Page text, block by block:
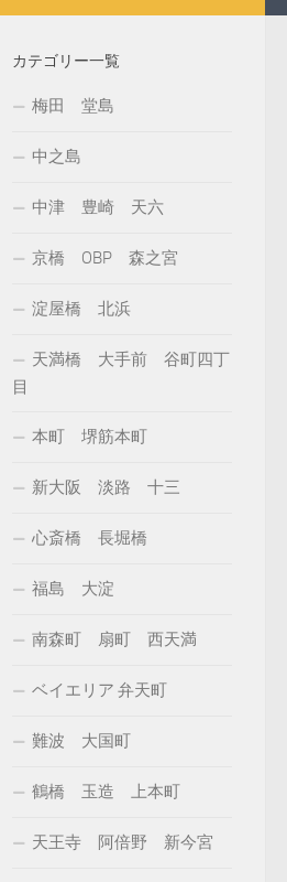
カテゴリー一覧
梅田 堂島
中之島
中津 豊崎 天六
京橋 OBP 森之宮
淀屋橋 北浜
天満橋 大手前 谷町四丁
目
本町 堺筋本町
新大阪 淡路 十三
心斎橋 長堀橋
福島 大淀
南森町 扇町 西天満
ベイエリア 弁天町
難波 大国町
鶴橋 玉造 上本町
天王寺 阿倍野 新今宮